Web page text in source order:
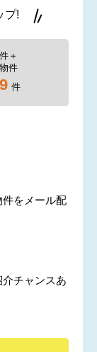
プ!
＋
件
件
をメール配
チャンスあ